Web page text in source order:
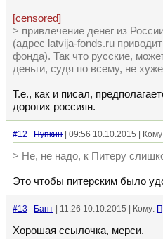
[censored]
> привлечение денег из
(адрес latvija-fonds.ru
фонда). Так что русские,
деньги, судя по всему, не
Т.е., как и писал,
дорогих россиян.
#12 Пупкин | 09:56 10.10.2015 |
> Не, не надо, к Питеру
Это чтобы питерским было
#13 Бант | 11:26 10.10.2015 | Кому:
Хорошая ссылочка, мерси.